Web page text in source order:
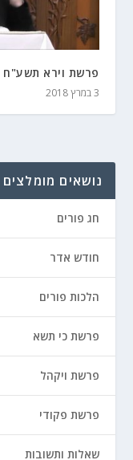
פרשת וירא תשע"ח
3 במרץ 2018
נושאים מומלצים
חג פורים
חודש אדר
הלכות פורים
פרשת כי תשא
פרשת ויקהל
פרשת פקודי
שאלות ותשובות